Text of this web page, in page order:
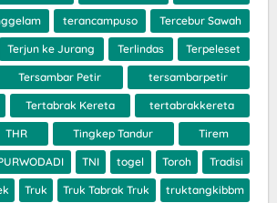
terancampuso Tercebur Sawah
Terjun ke Jurang Terlindas Terpeleset
Tersambar Petir tersambarpetir
Tertabrak Kereta tertabrakkereta
THR Tingkep Tandur Tirem
TNI togel Toroh Tradisi
Truk Truk Tabrak Truk truktangkibbm